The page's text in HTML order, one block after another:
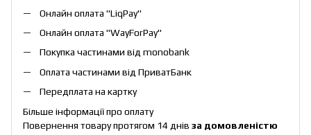
Онлайн оплата "LiqPay"
Онлайн оплата "WayForPay"
Покупка частинами від monobank
Оплата частинами від ПриватБанк
Передплата на картку
Більше інформації про оплату
Повернення товару протягом 14 днів за домовленістю